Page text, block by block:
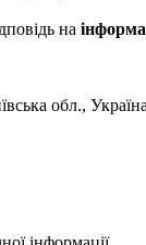
на
обл.,